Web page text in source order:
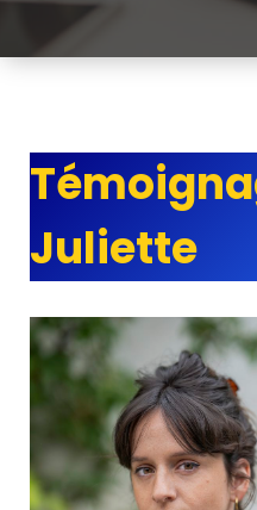
Juliette